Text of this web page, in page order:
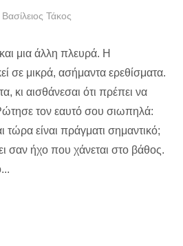
Βασίλειος Τάκος
μια άλλη πλευρά. Η
σε μικρά, ασήμαντα ερεθίσματα.
κι αισθάνεσαι ότι πρέπει να
τον εαυτό σου σιωπηλά:
είναι πράγματι σημαντικό;
σαν ήχο που χάνεται στο βάθος.